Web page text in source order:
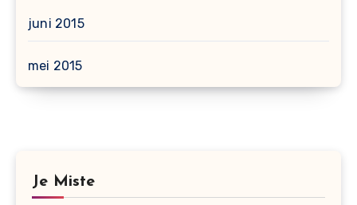
juni 2015
mei 2015
Je Miste